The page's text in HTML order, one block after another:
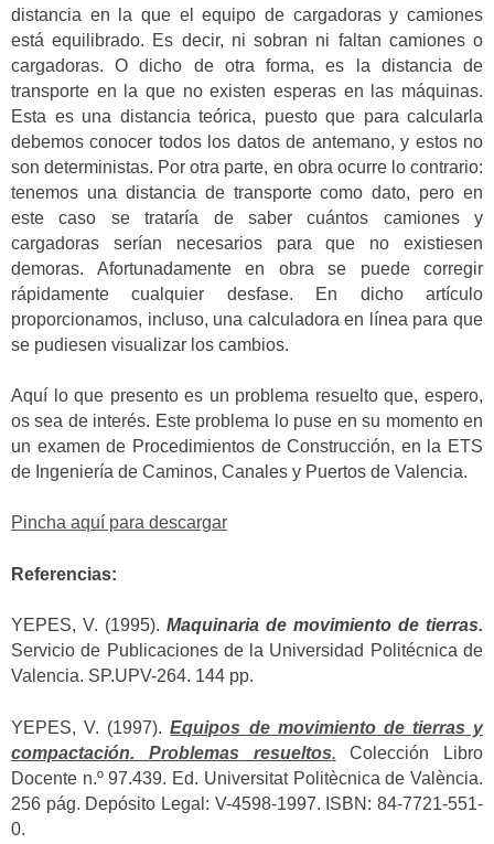
distancia en la que el equipo de cargadoras y camiones
está equilibrado. Es decir, ni sobran ni faltan camiones o
cargadoras. O dicho de otra forma, es la distancia de
transporte en la que no existen esperas en las máquinas.
Esta es una distancia teórica, puesto que para calcularla
debemos conocer todos los datos de antemano, y estos no
son deterministas. Por otra parte, en obra ocurre lo contrario:
tenemos una distancia de transporte como dato, pero en
este caso se trataría de saber cuántos camiones y
cargadoras serían necesarios para que no existiesen
demoras. Afortunadamente en obra se puede corregir
rápidamente cualquier desfase. En dicho artículo
proporcionamos, incluso, una calculadora en línea para que
se pudiesen visualizar los cambios.
Aquí lo que presento es un problema resuelto que, espero,
os sea de interés. Este problema lo puse en su momento en
un examen de Procedimientos de Construcción, en la ETS
de Ingeniería de Caminos, Canales y Puertos de Valencia.
Pincha aquí para descargar
Referencias:
YEPES, V. (1995). Maquinaria de movimiento de tierras.
Servicio de Publicaciones de la Universidad Politécnica de
Valencia. SP.UPV-264. 144 pp.
YEPES, V. (1997).Equipos de movimiento de tierras y
compactación. Problemas resueltos. Colección Libro
Docente n.º 97.439. Ed. Universitat Politècnica de València.
256 pág. Depósito Legal: V-4598-1997. ISBN: 84-7721-551-
0.